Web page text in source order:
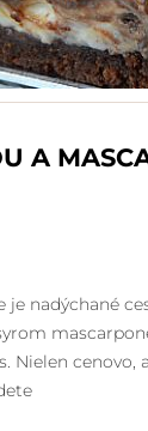
A
nadýchané
Nielen cenovo,